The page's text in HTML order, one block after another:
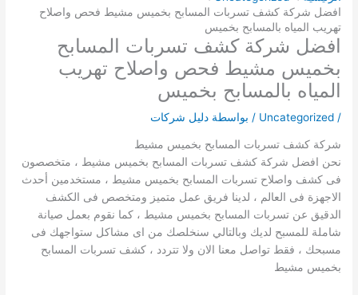
افضل شركة كشف تسربات المسابح بخميس مشيط فحص واصلاح
تهريب المياه بالمسابح بخميس
افضل شركة كشف تسربات المسابح
بخميس مشيط فحص واصلاح تهريب
المياه بالمسابح بخميس
/
Uncategorized / بواسطة دليل شركات
شركة كشف تسربات المسابح بخميس مشيط
نحن افضل شركة كشف تسربات المسابح بخميس مشيط ، متخصصون
فى كشف واصلاح تسربات المسابح بخميس مشيط ، مستخدمين أحدث
الاجهزة فى العالم ، لدينا فريق عمل متميز ومتخصص فى الكشف
الدقيق عن تسربات المسابح بخميس مشيط ، كما نقوم بعمل صيانة
شاملة للمسبح لديك وبالتالي سنخلصك من اى مشاكل ستواجهك فى
مسبحك ، فقط تواصل معنا الان ولا تتردد ، كشف تسربات المسابح
بخميس مشيط